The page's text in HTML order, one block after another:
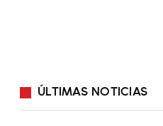
ÚLTIMAS NOTICIAS